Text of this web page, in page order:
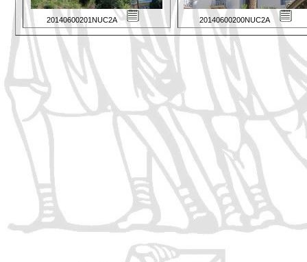
20140600201NUC2A 20140600200NUC2A